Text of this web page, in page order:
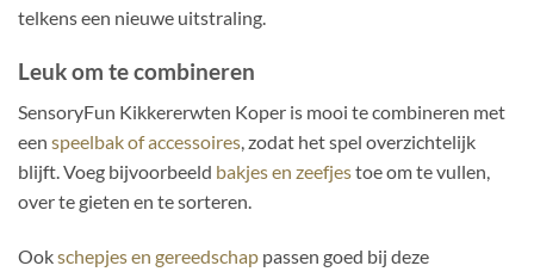
telkens een nieuwe uitstraling.
Leuk om te combineren
SensoryFun Kikkererwten Koper is mooi te combineren met
een speelbak of accessoires, zodat het spel overzichtelijk
blijft. Voeg bijvoorbeeld bakjes en zeefjestoe om te vullen,
over te gieten en te sorteren.
Ookschepjes en gereedschap passen goed bij deze